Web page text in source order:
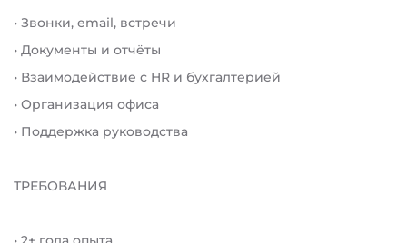
• Звонки, email, встречи
• Документы и отчёты
• Взаимодействие с HR и бухгалтерией
• Организация офиса
• Поддержка руководства
ТРЕБОВАНИЯ